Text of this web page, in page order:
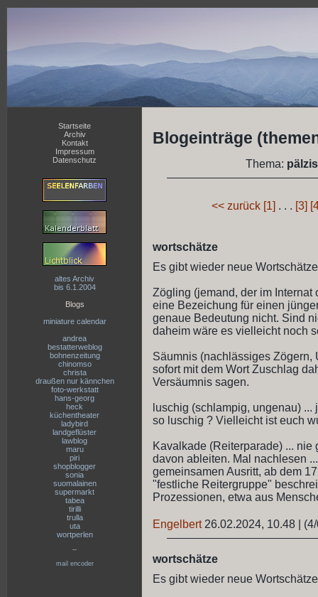
Startseite
Archiv
Kontakt
Impressum
Datenschutz
altes Archiv
bis 6.1.2004
Blogs
miniature calendar
andrea
bestatterweblog
bohnenzeitung
chinomso
christa
draußen nur kännchen
foto-werkstatt
hans-georg
heck
küchentheater
ladybird
landgeflüster
lawblog
maru
piri
shopblogger
sonia
suomalainen
supermarkt
tabea
tirilli
trulla
uta
wortperlen
--
mail encoder
Blogeinträge
Thema:
<< zurück [1] . . . [3]
wortschätze
Es gibt wieder neue
Zögling (jemand, der im Internat
eine Bezeichung für einen
genaue Bedeutung nicht. Sind
daheim wäre es vielleicht noch
Säumnis (nachlässiges Zögern,
sofort mit dem Wort Zuschlag
Versäumnis sagen.
luschig (schlampig, ungenau)
so luschig ? Vielleicht ist euch
Kavalkade (Reiterparade) ...
davon ableiten. Mal nachlesen
gemeinsamen Ausritt, ab dem
"festliche Reitergruppe"
Prozessionen, etwa aus
Engelbert 26.02.2024, 10.48
wortschätze
Es gibt wieder neue